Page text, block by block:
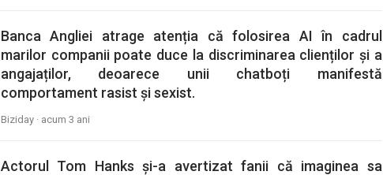
Banca Angliei atrage atenția că folosirea AI în cadrul
marilor companii poate duce la discriminarea clienților și a
angajaților, deoarece unii chatboți manifestă
comportament rasist și sexist.
Biziday · acum 3 ani
Actorul Tom Hanks și-a avertizat fanii că imaginea sa